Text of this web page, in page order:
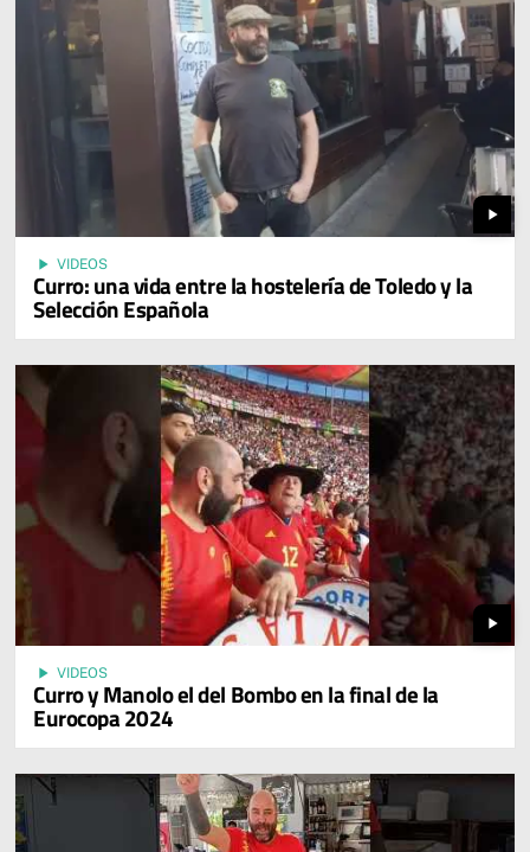
play_arrow
play_arrow VIDEOS
Curro: una vida entre la hostelería de Toledo y la
Selección Española
play_arrow
play_arrow VIDEOS
Curro y Manolo el del Bombo en la final de la
Eurocopa 2024